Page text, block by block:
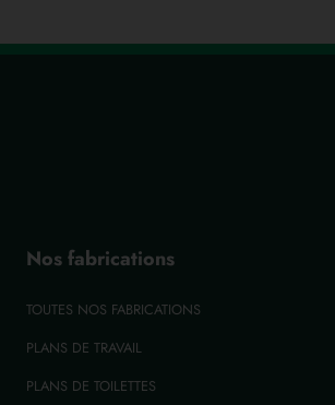
Nos fabrications
TOUTES NOS FABRICATIONS
PLANS DE TRAVAIL
PLANS DE TOILETTES